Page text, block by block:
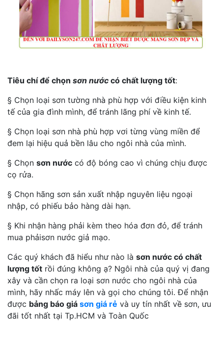
Tiêu chí để chọn sơn nước có chất lượng tốt:
§ Chọn loại sơn tường nhà phù hợp với điều kiện kinh
tế của gia đình mình, để tránh lãng phí về kinh tế.
§ Chọn loại sơn nhà phù hợp vơi từng vùng miền để
đem lại hiệu quả bền lâu cho ngôi nhà của mình.
§ Chọn sơn nước có độ bóng cao vì chúng chịu được
cọ rửa.
§ Chọn hãng sơn sản xuất nhập nguyên liệu ngoại
nhập, có phiếu bảo hàng dài hạn.
§ Khi nhận hàng phải kèm theo hóa đơn đỏ, để tránh
mua phảisơn nước giả mạo.
Các quý khách đã hiểu như nào là sơn nước có chất
lượng tốt rồi đúng không ạ? Ngôi nhà của quý vị đang
xây và cần chọn ra loại sơn nước cho ngôi nhà của
mình, hãy nhấc máy lên và gọi cho chúng tôi. Để nhận
được bảng báo giá sơn giá rẻ và uy tín nhất về sơn, ưu
đãi tốt nhất tại Tp.HCM và Toàn Quốc